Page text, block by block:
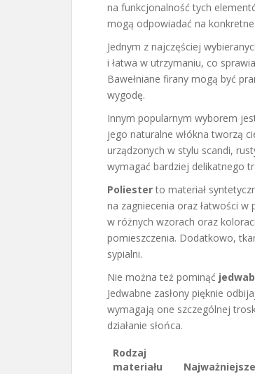
na funkcjonalność tych
mogą odpowiadać na
Jednym z najczęściej
i łatwa w utrzymaniu, co
Bawełniane firany mogą być
wygodę.
Innym popularnym wyborem
jego naturalne włókna tworzą
urządzonych w stylu scandi,
wymagać bardziej delikatnego
Poliester to materiał
na zagniecenia oraz łatwości w
w różnych wzorach oraz
pomieszczenia. Dodatkowo,
sypialni.
Nie można też pominąć
Jedwabne zasłony pięknie
wymagają one szczególnej
działanie słońca.
Rodzaj
materiału